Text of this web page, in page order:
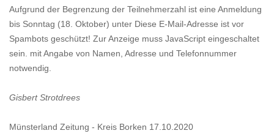
Aufgrund der Begrenzung der Teilnehmerzahl ist eine Anmeldung
bis Sonntag (18. Oktober) unter Diese E-Mail-Adresse ist vor
Spambots geschützt! Zur Anzeige muss JavaScript eingeschaltet
sein.
mit Angabe von Namen, Adresse und Telefonnummer
notwendig.
Gisbert Strotdrees
Münsterland Zeitung - Kreis Borken 17.10.2020